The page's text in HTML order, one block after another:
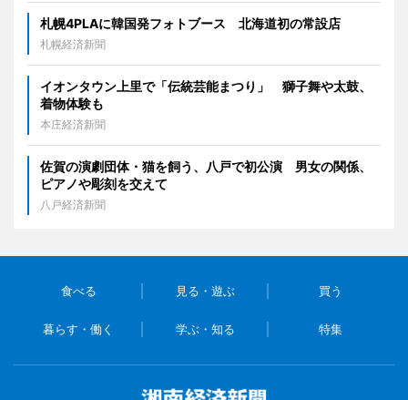
札幌4PLAに韓国発フォトブース 北海道初の常設店
札幌経済新聞
イオンタウン上里で「伝統芸能まつり」 獅子舞や太鼓、
着物体験も
本庄経済新聞
佐賀の演劇団体・猫を飼う、八戸で初公演 男女の関係、
ピアノや彫刻を交えて
八戸経済新聞
食べる 見る・遊ぶ 買う
暮らす・働く 学ぶ・知る 特集